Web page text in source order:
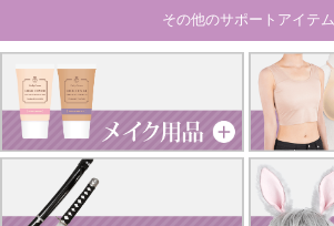
その他のサポートアイテム